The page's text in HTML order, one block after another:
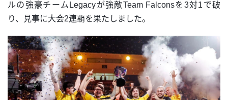
ルの強豪チームLegacyが強敵Team Falconsを3対1で破
り、見事に大会2連覇を果たしました。